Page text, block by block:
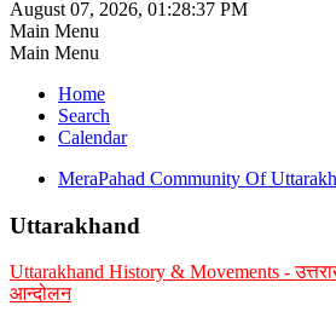
August 07, 2026, 01:28:37 PM
Main Menu
Main Menu
Home
Search
Calendar
MeraPahad Community Of
Uttarakhand
Uttarakhand History & Movements -
आन्दोलन